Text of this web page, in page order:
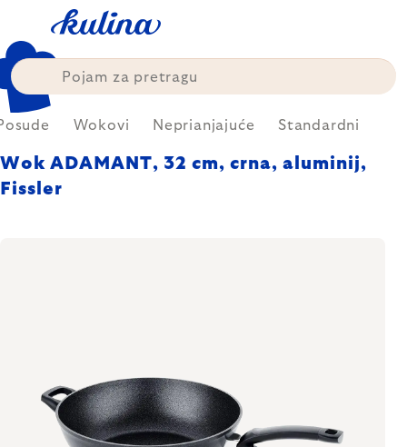
content
Wokovi Neprianjajuće Standardni
Wok ADAMANT, 32 cm, crna, aluminij,
Fissler